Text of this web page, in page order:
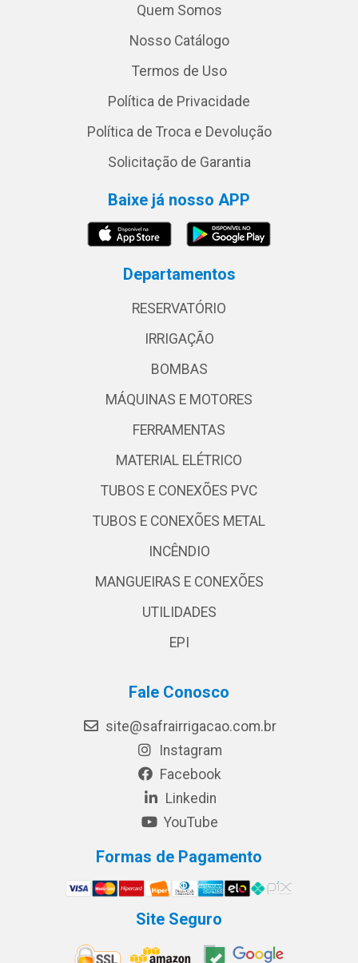
Quem Somos
Nosso Catálogo
Termos de Uso
Política de Privacidade
Política de Troca e Devolução
Solicitação de Garantia
Baixe já nosso APP
Departamentos
RESERVATÓRIO
IRRIGAÇÃO
BOMBAS
MÁQUINAS E MOTORES
FERRAMENTAS
MATERIAL ELÉTRICO
TUBOS E CONEXÕES PVC
TUBOS E CONEXÕES METAL
INCÊNDIO
MANGUEIRAS E CONEXÕES
UTILIDADES
EPI
Fale Conosco
site@safrairrigacao.com.br
Instagram
Facebook
Linkedin
YouTube
Formas de Pagamento
Site Seguro